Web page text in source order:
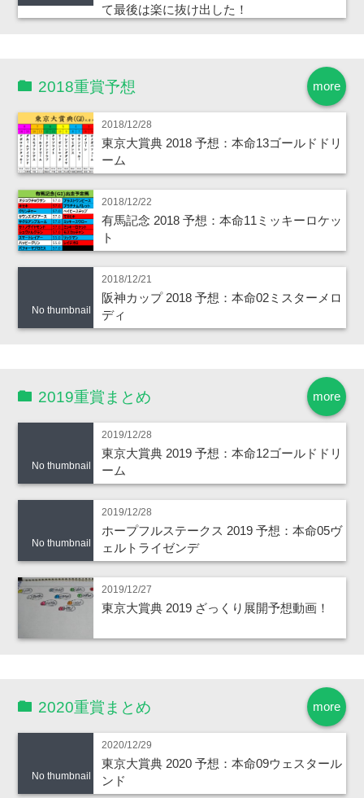
て最後は楽に抜け出した！
more
2018重賞予想
2018/12/28
東京大賞典 2018 予想：本命13ゴールドドリ
ーム
2018/12/22
有馬記念 2018 予想：本命11ミッキーロケッ
ト
No thumbnail
2018/12/21
阪神カップ 2018 予想：本命02ミスターメロ
ディ
more
2019重賞まとめ
No thumbnail
2019/12/28
東京大賞典 2019 予想：本命12ゴールドドリ
ーム
No thumbnail
2019/12/28
ホープフルステークス 2019 予想：本命05ヴ
ェルトライゼンデ
2019/12/27
東京大賞典 2019 ざっくり展開予想動画！
more
2020重賞まとめ
No thumbnail
2020/12/29
東京大賞典 2020 予想：本命09ウェスタール
ンド